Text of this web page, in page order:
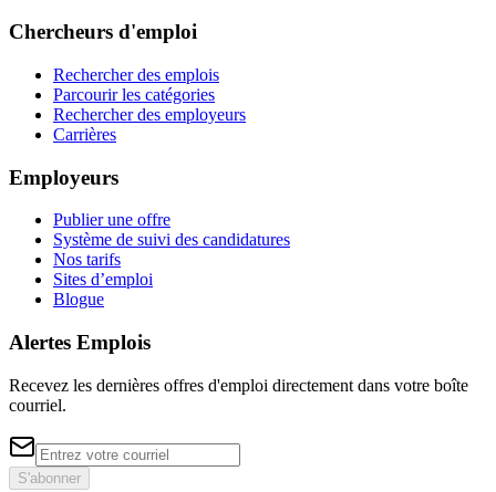
Chercheurs d'emploi
Rechercher des emplois
Parcourir les catégories
Rechercher des employeurs
Carrières
Employeurs
Publier une offre
Système de suivi des candidatures
Nos tarifs
Sites d’emploi
Blogue
Alertes Emplois
Recevez les dernières offres d'emploi directement dans votre boîte
courriel.
S'abonner